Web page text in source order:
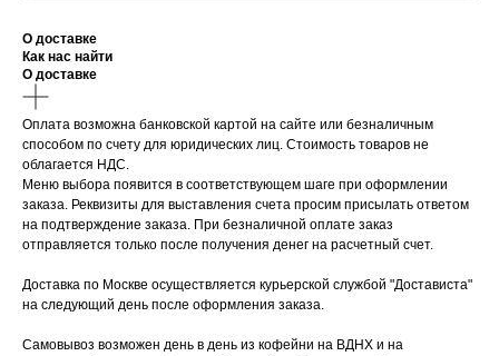
О доставке
Как нас найти
О доставке
Оплата возможна банковской картой на сайте или безналичным
способом по счету для юридических лиц. Стоимость товаров не
облагается НДС.
Меню выбора появится в соответствующем шаге при оформлении
заказа. Реквизиты для выставления счета просим присылать ответом
на подтверждение заказа. При безналичной оплате заказ
отправляется только после получения денег на расчетный счет.
Доставка по Москве осуществляется курьерской службой "Достависта"
на следующий день после оформления заказа.
Самовывоз возможен день в день из кофейни на ВДНХ и на